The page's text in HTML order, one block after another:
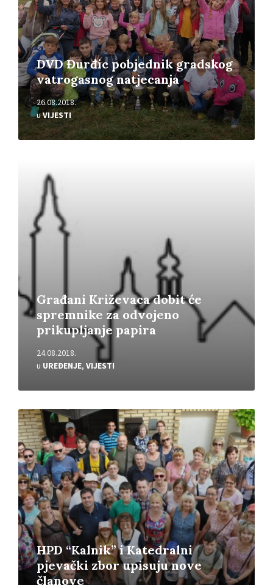
DVD Đurđic pobjednik gradskog
vatrogasnog natjecanja
26.08.2018.
uVIJESTI
Građani Križevaca dobit će
spremnike za odvojeno
prikupljanje papira
24.08.2018.
u UREĐENJE, VIJESTI
HPD “Kalnik” i Katedralni
pjevački zbor upisuju nove
članove
Pročitajte
više